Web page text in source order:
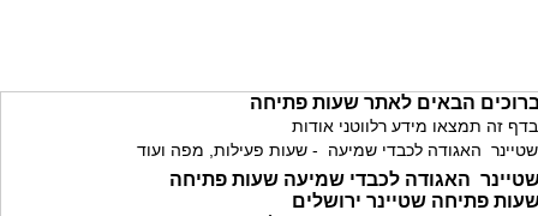
הבאים לאתר שעות פתיחה
בדף זה תמצאו מידע רלווטני אודות
שטיינר האגודה לכבדי שמיעה - שעות פעילות, מפה ועוד
האגודה לכבדי שמיעה שעות פתיחה
פתיחה שטיינר ירושלים